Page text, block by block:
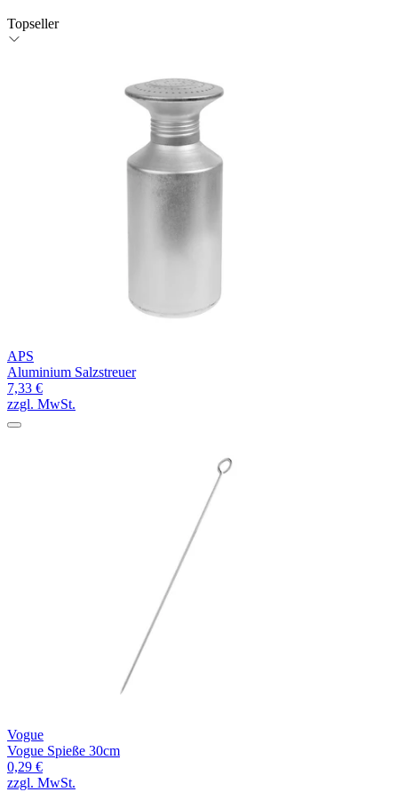
Topseller
APS
Aluminium Salzstreuer
7,33 €
zzgl. MwSt.
Vogue
Vogue Spieße 30cm
0,29 €
zzgl. MwSt.